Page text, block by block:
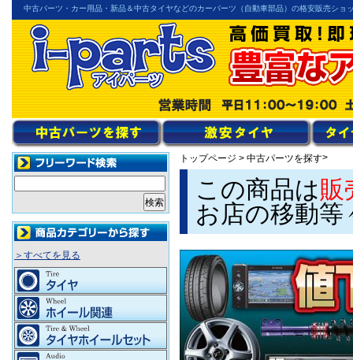
中古パーツ・カー用品・新品＆中古タイヤなどのカーパーツ（自動車部品）の格安販売ショ
トップページ > 中古パーツを探す>
この商品は販
お店の移動
＞すべてを見る